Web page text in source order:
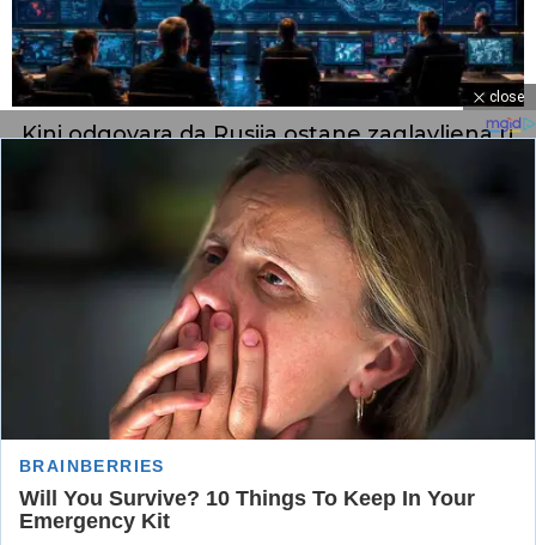
Kini odgovara da Rusija ostane zaglavljena u
ratu
Najdugovečnijem protektoratu u Evropi mora
close